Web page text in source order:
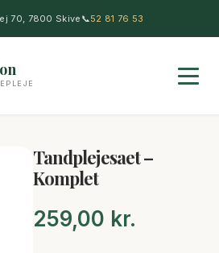
70, 7800 Skive 📞52 81 76 53
Tandplejesaet –
Komplet
259,00 kr.